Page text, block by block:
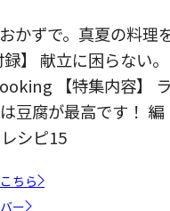
かずで。真夏の料理
】 献立に困らない。
【特集内容】
豆腐が最高です！ 編
シピ15
ちら
ー